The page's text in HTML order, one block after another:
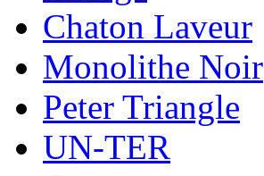
Chaton Laveur
Monolithe Noir
Peter Triangle
UN-TER